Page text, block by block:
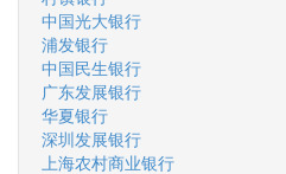
中国光大银行
浦发银行
中国民生银行
广东发展银行
华夏银行
深圳发展银行
上海农村商业银行